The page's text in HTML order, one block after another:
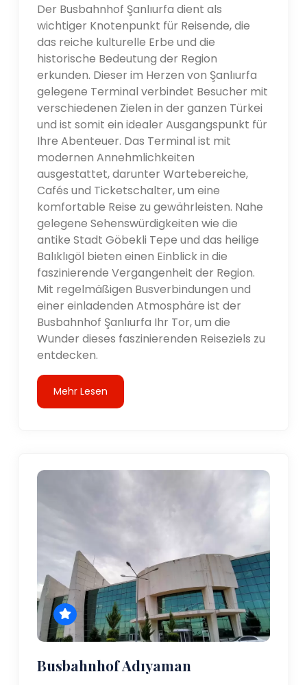
Der Busbahnhof Şanlıurfa dient als
wichtiger Knotenpunkt für Reisende, die
das reiche kulturelle Erbe und die
historische Bedeutung der Region
erkunden. Dieser im Herzen von Şanlıurfa
gelegene Terminal verbindet Besucher mit
verschiedenen Zielen in der ganzen Türkei
und ist somit ein idealer Ausgangspunkt für
Ihre Abenteuer. Das Terminal ist mit
modernen Annehmlichkeiten
ausgestattet, darunter Wartebereiche,
Cafés und Ticketschalter, um eine
komfortable Reise zu gewährleisten. Nahe
gelegene Sehenswürdigkeiten wie die
antike Stadt Göbekli Tepe und das heilige
Balıklıgöl bieten einen Einblick in die
faszinierende Vergangenheit der Region.
Mit regelmäßigen Busverbindungen und
einer einladenden Atmosphäre ist der
Busbahnhof Şanlıurfa Ihr Tor, um die
Wunder dieses faszinierenden Reiseziels zu
entdecken.
Mehr Lesen
Busbahnhof Adıyaman